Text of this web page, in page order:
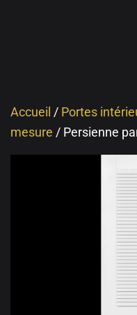
Accueil / Portes
mesure / Persienne